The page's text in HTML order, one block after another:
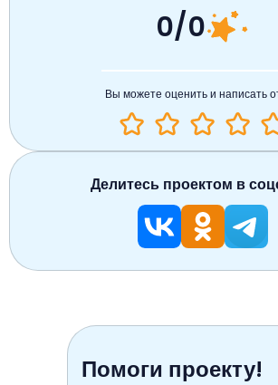
0/0
Вы можете оценить и написать
Делитесь проектом в
Помоги проекту!